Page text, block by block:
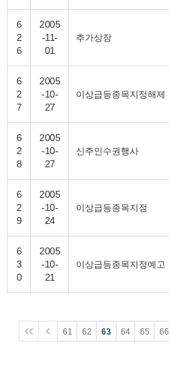
6
2
6
2005
-11-
01
추가상장
6
2
7
2005
-10-
27
이상급등종목지정해제
6
2
8
2005
-10-
27
신주인수권행사
6
2
9
2005
-10-
24
이상급등종목지정
6
3
0
2005
-10-
21
이상급등종목지정예고
61 62 63 64 65 66